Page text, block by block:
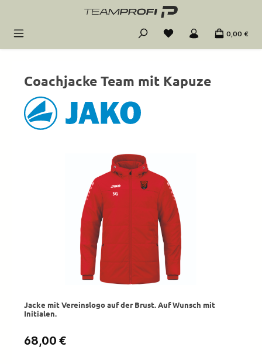
Zum Hauptinhalt springen
0,00 €
Coachjacke Team mit Kapuze
Bildergalerie überspringen
Jacke mit Vereinslogo auf der Brust. Auf Wunsch mit
Initialen.
Regulärer Preis:
68,00 €